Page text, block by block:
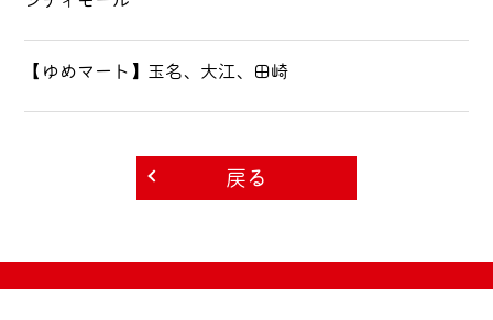
【ゆめマート】玉名、大江、田崎
戻る